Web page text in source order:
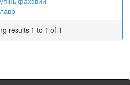
results 1 to 1 of 1